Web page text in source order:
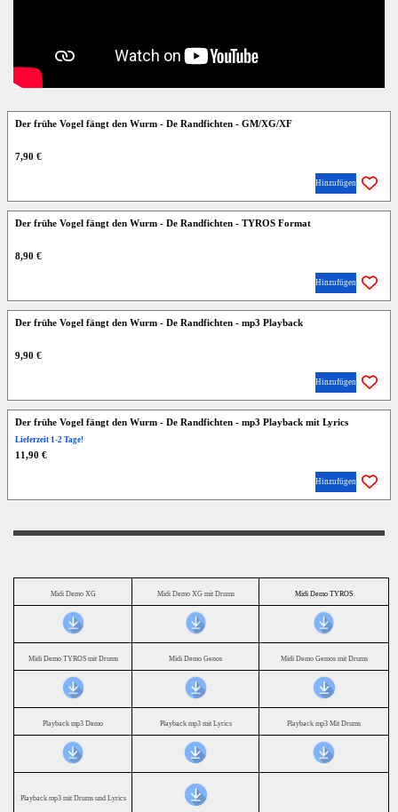
Der frühe Vogel fängt den Wurm - De Randfichten - GM/XG/XF
7,90 €
Hinzufügen
Der frühe Vogel fängt den Wurm - De Randfichten - TYROS Format
8,90 €
Hinzufügen
Der frühe Vogel fängt den Wurm - De Randfichten - mp3 Playback
9,90 €
Hinzufügen
Der frühe Vogel fängt den Wurm - De Randfichten - mp3 Playback mit Lyrics
Lieferzeit 1-2 Tage!
11,90 €
Hinzufügen
Midi Demo XG Midi Demo XG mit Drums Midi Demo TYROS
Midi Demo TYROS mit Drums Midi Demo Genos Midi Demo Gemos mit Drums
Playback mp3 Demo Playback mp3 mit Lyrics Playback mp3 Mit Drums
Playback mp3 mit Drums und Lyrics